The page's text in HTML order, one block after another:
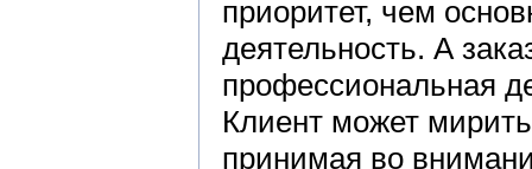
приоритет, чем
деятельность. А
профессиональная
Клиент может
принимая во